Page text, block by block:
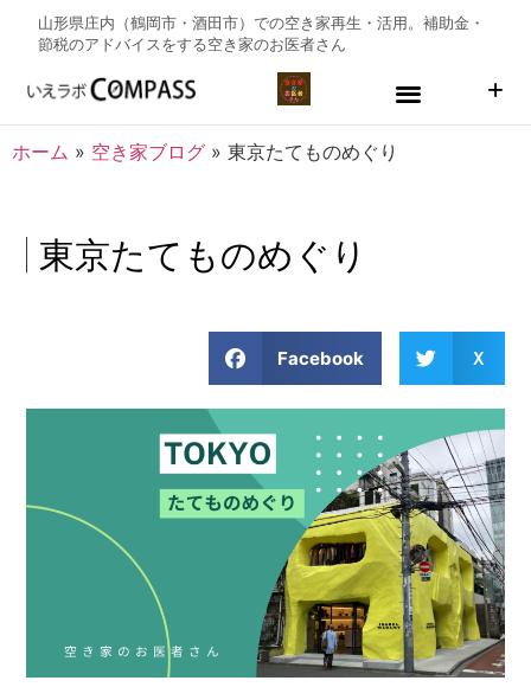
山形県庄内（鶴岡市・酒田市）での空き家再生・活用。補助金・
節税のアドバイスをする空き家のお医者さん
ホーム » 空き家ブログ » 東京たてものめぐり
東京たてものめぐり
Facebook Ｘ